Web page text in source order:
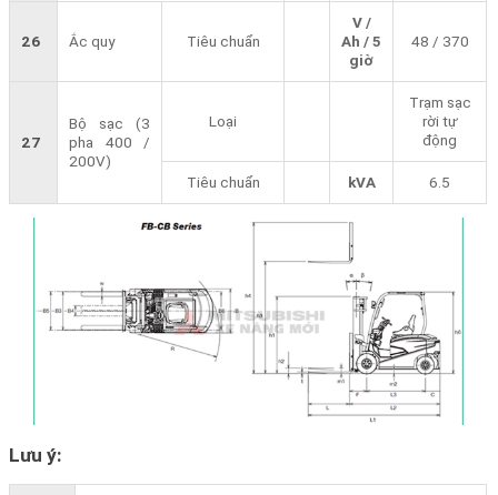
26 Ắc quy Tiêu chuẩn
V /
Ah / 5
giờ
48 / 370
27
Bộ sạc (3
pha 400 /
200V)
Loại
Trạm sạc
rời tự
động
Tiêu chuẩn kVA 6.5
Lưu ý: